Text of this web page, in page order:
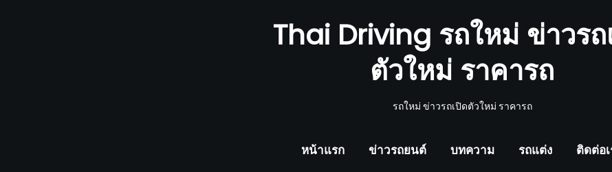
Thai Driving รถใหม่ ข่าวรถ
ตัวใหม่ ราคารถ
รถใหม่ ข่าวรถเปิดตัวใหม่ ราคารถ
หน้าแรก ข่าวรถยนต์ บทความ รถแต่ง ติดต่อเ